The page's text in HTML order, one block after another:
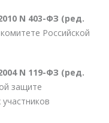
N 403-ФЗ (ред.
Российской
N 119-ФЗ (ред.
защите